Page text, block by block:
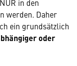
in den
werden. Daher
ein grundsätzlich
oder